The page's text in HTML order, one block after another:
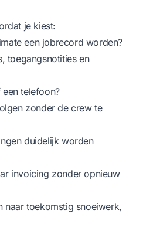
je kiest:
een jobrecord worden?
toegangsnotities en
telefoon?
zonder de crew te
duidelijk worden
invoicing zonder opnieuw
naar toekomstig snoeiwerk,